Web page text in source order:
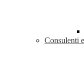
Consulenti